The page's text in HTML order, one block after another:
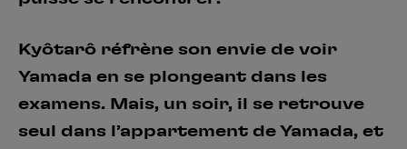
Kyôtarô réfrène son envie de voir
Yamada en se plongeant dans les
examens. Mais, un soir, il se retrouve
seul dans l’appartement de Yamada, et